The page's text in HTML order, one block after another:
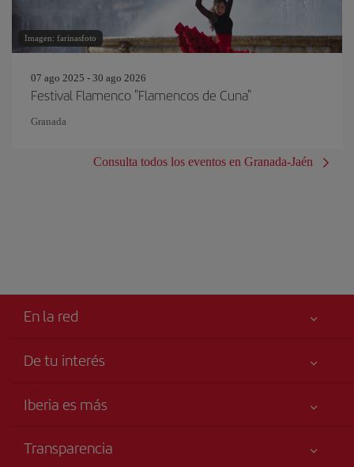
Imagen: farinasfoto
07 ago 2025 - 30 ago 2026
Festival Flamenco "Flamencos de Cuna"
Granada
Consulta todos los eventos en Granada-Jaén
En la red
De tu interés
Tu seguridad es lo primero
Iberia es más
Talento a bordo
Transparencia